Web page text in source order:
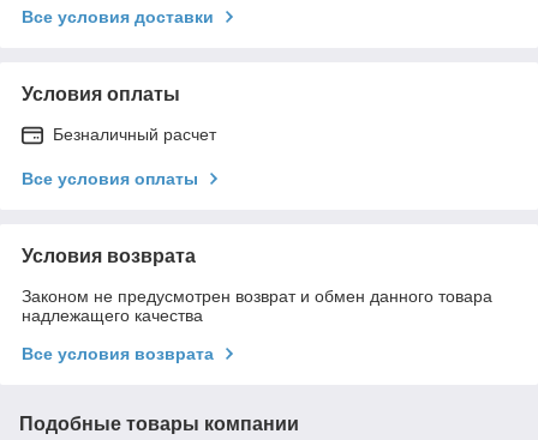
Все условия доставки
Условия оплаты
Безналичный расчет
Все условия оплаты
Условия возврата
Законом не предусмотрен возврат и обмен данного товара
надлежащего качества
Все условия возврата
Подобные товары компании